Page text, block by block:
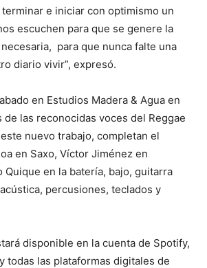
e iniciar con optimismo un
escuchen para que se genere la
para que nunca falte una
diario vivir”, expresó.
en Estudios Madera & Agua en
de las reconocidas voces del Reggae
nuevo trabajo, completan el
en Saxo, Víctor Jiménez en
Quique en la batería, bajo, guitarra
percusiones, teclados y
disponible en la cuenta de Spotify,
todas las plataformas digitales de